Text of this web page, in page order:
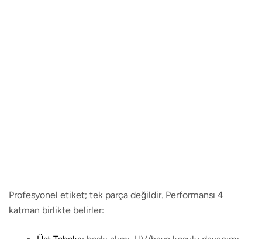
Profesyonel etiket; tek parça değildir. Performansı 4
katman birlikte belirler: